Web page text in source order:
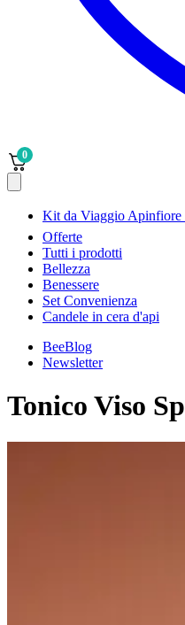
0
Kit da Viaggio
Offerte
Tutti i prodotti
Bellezza
Benessere
Set Convenienza
Candele in cera d'api
BeeBlog
Newsletter
Tonico Viso